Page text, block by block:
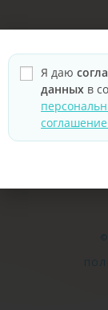
Я даю
данных в